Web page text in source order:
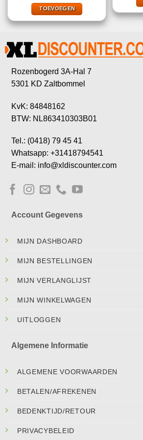
was:
€9,25.
is:
€5,49.
TOEVOEGEN
Rozenbogerd 3A-Hal 7
5301 KD Zaltbommel
KvK: 84848162
BTW: NL863410303B01
Tel.: (0418) 79 45 41
Whatsapp: +31418794541
E-mail: info@xldiscounter.com
Account Gegevens
MIJN DASHBOARD
MIJN BESTELLINGEN
MIJN VERLANGLIJST
MIJN WINKELWAGEN
UITLOGGEN
Algemene Informatie
ALGEMENE VOORWAARDEN
BETALEN/AFREKENEN
BEDENKTIJD/RETOUR
PRIVACYBELEID